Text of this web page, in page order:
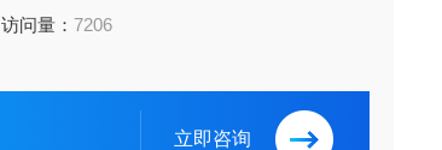
访问量： 7206
立即咨询